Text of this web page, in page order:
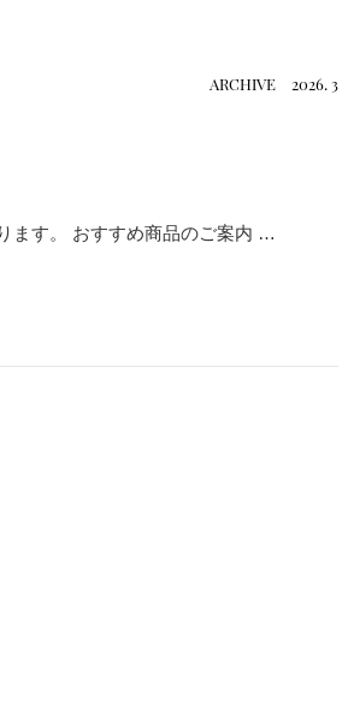
ARCHIVE 2026. 3
ます。 おすすめ商品のご案内 …